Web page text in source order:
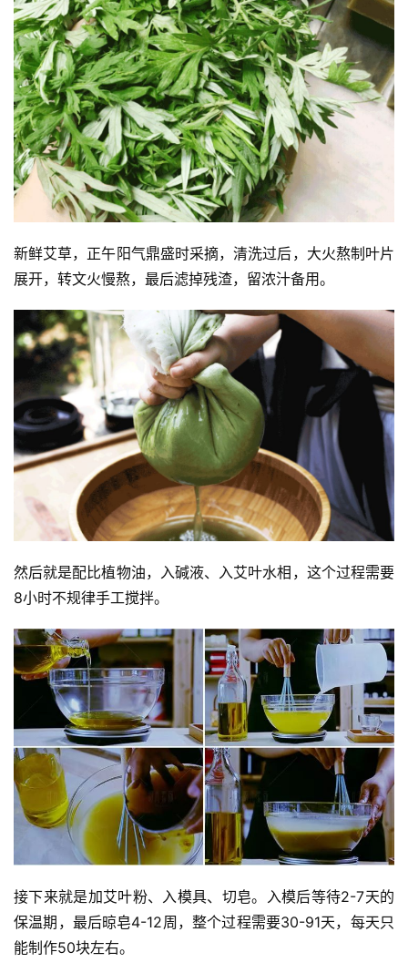
人
物
寺
院
巡
礼
视
频
纪
佛
艺
术
政
免
责
明
登录 注册
新鲜艾草，正午阳气鼎盛时采摘，清洗过后，大火熬制叶片
展开，转文火慢熬，最后滤掉残渣，留浓汁备用。
然后就是配比植物油，入碱液、入艾叶水相，这个过程需要
8小时不规律手工搅拌。
接下来就是加艾叶粉、入模具、切皂。入模后等待2-7天的
保温期，最后晾皂4-12周，整个过程需要30-91天，每天只
能制作50块左右。